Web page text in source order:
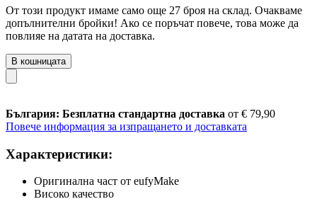
От този продукт имаме само още 27 броя на склад. Очакваме
допълнителни бройки! Ако се поръчат повече, това може да
повлияе на датата на доставка.
В кошницата
България: Безплатна стандартна доставка от € 79,90
Повече информация за изпращането и доставката
Характеристики:
Оригинална част от eufyMake
Високо качество